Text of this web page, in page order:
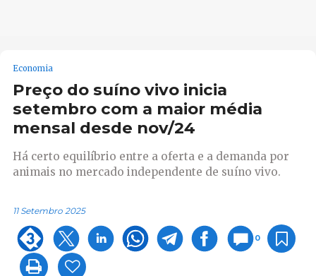
Economia
Preço do suíno vivo inicia
setembro com a maior média
mensal desde nov/24
Há certo equilíbrio entre a oferta e a demanda por
animais no mercado independente de suíno vivo.
11 Setembro 2025
0